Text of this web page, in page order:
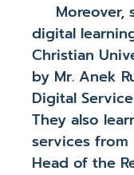
Moreover,
digital
Christian
by Mr. Anek
Digital
They also
services from
Head of the